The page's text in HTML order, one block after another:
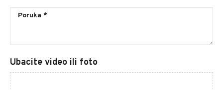
Ubacite video ili foto